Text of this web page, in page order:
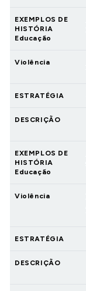
EXEMPLOS DE
HISTÓRIA
Educação
Violência
ESTRATÉGIA
DESCRIÇÃO
EXEMPLOS DE
HISTÓRIA
Educação
Violência
ESTRATÉGIA
DESCRIÇÃO